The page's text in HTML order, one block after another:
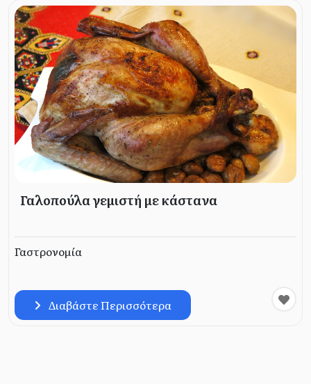
Γαλοπούλα γεμιστή με κάστανα
Γαστρονομία
Διαβάστε Περισσότερα